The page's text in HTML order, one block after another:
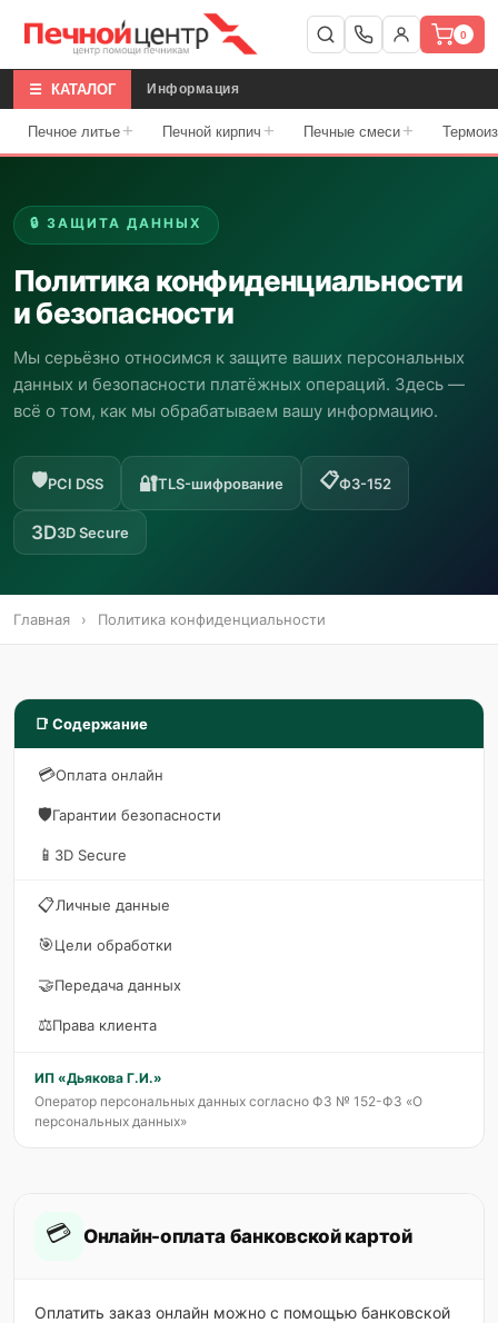
0
☰ КАТАЛОГ Информация
Печное литье + Печной кирпич + Печные смеси +
🔒 ЗАЩИТА ДАННЫХ
Политика конфиденциальности
и безопасности
Мы серьёзно относимся к защите ваших персональных
данных и безопасности платёжных операций. Здесь —
всё о том, как мы обрабатываем вашу информацию.
🛡️PCI DSS 🔐TLS-шифрование 📋ФЗ-152
3D3D Secure
Главная › Политика конфиденциальности
📑 Содержание
💳Оплата онлайн
🛡️Гарантии безопасности
📱 3D Secure
📋Личные данные
🎯Цели обработки
🤝Передача данных
⚖️Права клиента
ИП «Дьякова Г.И.»
Оператор персональных данных согласно ФЗ № 152-ФЗ «О
персональных данных»
💳 Онлайн-оплата банковской картой
Оплатить заказ онлайн можно с помощью банковской